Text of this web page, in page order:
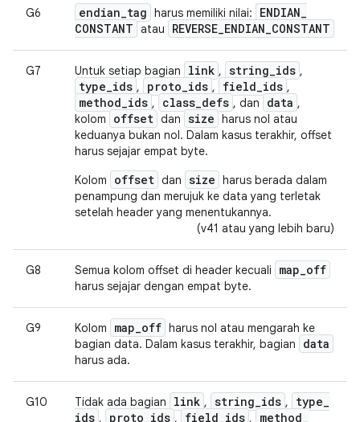
G6 endian_tag harus memiliki nilai: ENDIAN_
CONSTANT atau REVERSE_ENDIAN_CONSTANT
G7 Untuk setiap bagian link , string_ids ,
type_ids , proto_ids , field_ids ,
method_ids , class_defs , dan data ,
kolom
offset dan size harus nol atau
keduanya bukan nol. Dalam kasus terakhir, offset
harus sejajar empat byte.
Kolom
offset dan size harus berada dalam
penampung dan merujuk ke data yang terletak
setelah header yang menentukannya.
(v41 atau yang lebih baru)
G8 Semua kolom offset di header kecuali map_off
harus sejajar dengan empat byte.
G9 Kolom map_off harus nol atau mengarah ke
bagian data. Dalam kasus terakhir, bagian
data
harus ada.
G10 Tidak ada bagian link , string_ids , type_
ids , proto_ids , field_ids , method_